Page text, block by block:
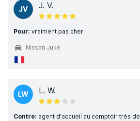
JV J. V.
Pour: vraiment pas cher
Nissan Juke
LW L. W.
Contre: agent d'accueil au comptoir trés